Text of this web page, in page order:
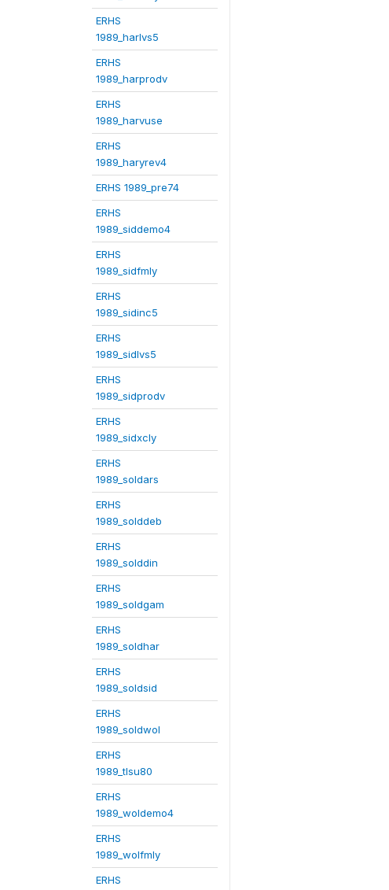
ERHS
1989_harlvs5
ERHS
1989_harprodv
ERHS
1989_harvuse
ERHS
1989_haryrev4
ERHS 1989_pre74
ERHS
1989_siddemo4
ERHS
1989_sidfmly
ERHS
1989_sidinc5
ERHS
1989_sidlvs5
ERHS
1989_sidprodv
ERHS
1989_sidxcly
ERHS
1989_soldars
ERHS
1989_solddeb
ERHS
1989_solddin
ERHS
1989_soldgam
ERHS
1989_soldhar
ERHS
1989_soldsid
ERHS
1989_soldwol
ERHS
1989_tlsu80
ERHS
1989_woldemo4
ERHS
1989_wolfmly
ERHS